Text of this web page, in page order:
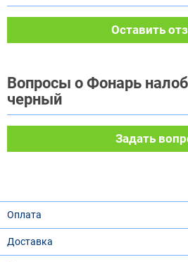
Оставить
Вопросы о Фонарь
черный
Задать
Оплата
Доставка